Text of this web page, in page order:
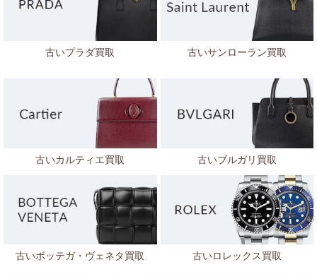
古いプラダ買取 古いサンローラン買取
古いカルティエ買取 古いブルガリ買取
古いボッテガ・ヴェネタ買取 古いロレックス買取